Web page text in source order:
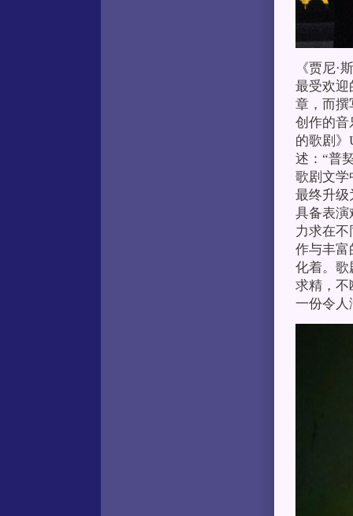
《贾尼·
最受欢迎
章，而撰
创作的音
的歌剧》
述：“普
歌剧文学
最终升级
具备表演
力求在
作与丰富
化着。歌
求精，不
一份令人